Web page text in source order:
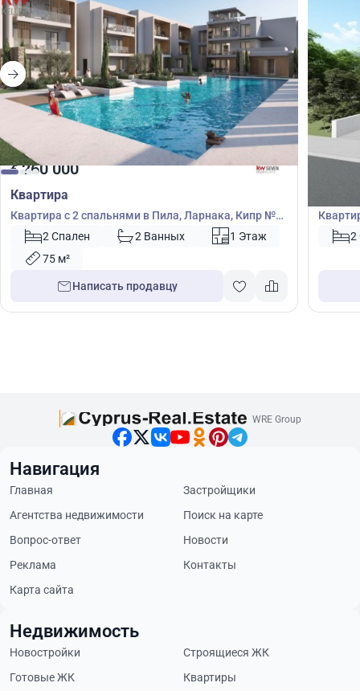
€260 000
Квартира
Квартира с 2 спальнями в Пила, Ларнака, Кипр №
404432 Спален 2 Ванных
1 Этаж
75 м²
Написать продавцу
№
2
WRE Group
Навигация
Главная
Застройщики
Агентства недвижимости
Поиск на карте
Вопрос-ответ
Новости
Реклама
Контакты
Карта сайта
Недвижимость
Новостройки
Строящиеся ЖК
Готовые ЖК
Квартиры